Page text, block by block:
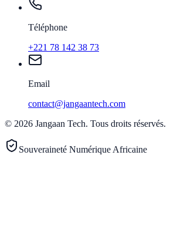
Téléphone
+221 78 142 38 73
Email
contact@jangaantech.com
© 2026 Jangaan Tech. Tous droits réservés.
Souveraineté Numérique Africaine